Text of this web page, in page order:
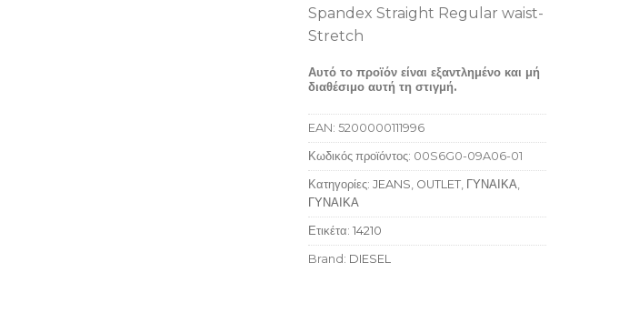
Spandex Straight Regular waist-
Stretch
Αυτό το προϊόν είναι εξαντλημένο και μή
διαθέσιμο αυτή τη στιγμή.
EAN: 5200000111996
Κωδικός προϊόντος: 00S6G0-09A06-01
Κατηγορίες: JEANS, OUTLET, ΓΥΝΑΙΚΑ,
ΓΥΝΑΙΚΑ
Ετικέτα: 14210
Brand: DIESEL